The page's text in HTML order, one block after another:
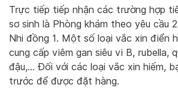
Trực tiếp tiếp nhận các trường hợp
sơ sinh là Phòng khám theo yêu cầu
Nhi đồng 1. Một số loại vắc xin điển
cung cấp viêm gan siêu vi B, rubella,
đậu,… Đối với các loại vắc xin hiếm,
trước để được đặt hàng.